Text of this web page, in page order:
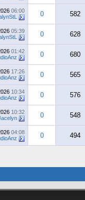
06:00
0 582
05:39
0 628
01:42
0 680
17:26
0 565
10:34
0 576
10:32
0 548
04:08
0 494